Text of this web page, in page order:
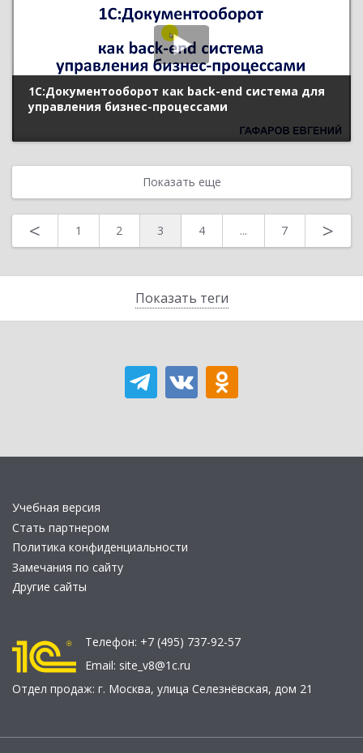
Показать теги
1С:Документооборот как back-end система для
управления бизнес-процессами
Показать еще
< 1 2 3 4 ... 7 >
Учебная версия
Стать партнером
Политика конфиденциальности
Замечания по сайту
Другие сайты
Телефон: +7 (495) 737-92-57
Email: site_v8@1c.ru
Отдел продаж: г. Москва, улица Селезнёвская, дом 21